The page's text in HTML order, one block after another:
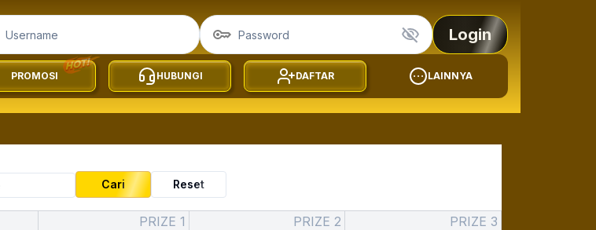
Login
PROMOSI HUBUNGI DAFTAR LAINNYA
Cari
Reset
PRIZE 1 PRIZE 2 PRIZE 3